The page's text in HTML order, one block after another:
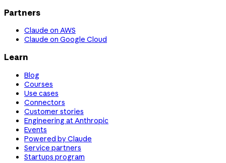
Partners
Claude on AWS
Claude on Google Cloud
Learn
Blog
Courses
Use cases
Connectors
Customer stories
Engineering at Anthropic
Events
Powered by Claude
Service partners
Startups program